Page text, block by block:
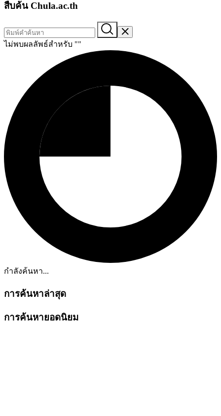
สืบค้น Chula.ac.th
ไม่พบผลลัพธ์สำหรับ ""
กำลังค้นหา...
การค้นหาล่าสุด
การค้นหายอดนิยม